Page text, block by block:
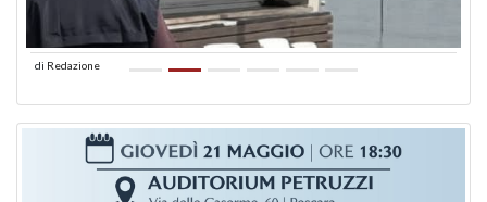
di Redazione